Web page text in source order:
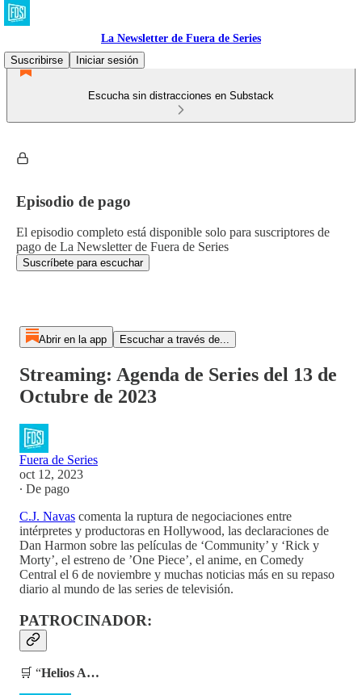
La Newsletter de Fuera de Series
Suscribirse
Iniciar sesión
Escucha sin distracciones en Substack
Episodio de pago
El episodio completo está disponible solo para suscriptores de
pago de La Newsletter de Fuera de Series
Suscríbete para escuchar
Abrir en la app Escuchar a través de...
Streaming: Agenda de Series del 13 de
Octubre de 2023
Fuera de Series
oct 12, 2023
∙ De pago
C.J. Navas comenta la ruptura de negociaciones entre
intérpretes y productoras en Hollywood, las declaraciones de
Dan Harmon sobre las películas de ‘Community’ y ‘Rick y
Morty’, el estreno de ’One Piece’, el anime, en Comedy
Central el 6 de noviembre y muchas noticias más en su repaso
diario al mundo de las series de televisión.
PATROCINADOR:
🛒 “Helios A…